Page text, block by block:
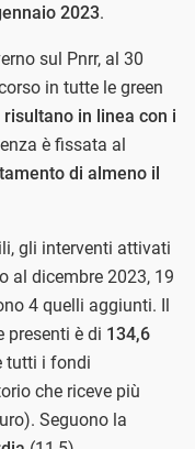
2023.
sul Pnrr, al 30
in tutte le green
in linea con i
è fissata al
di almeno il
gli interventi attivati
al dicembre 2023, 19
4 quelli aggiunti. Il
presenti è di 134,6
tutti i fondi
che riceve più
Seguono la